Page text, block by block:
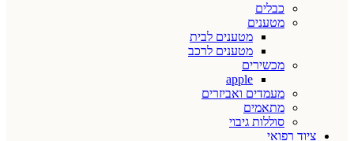
כבלים
מטענים
מטענים לבית
מטענים לרכב
מכשירים
apple
מעמדים ואביזרים
מתאמים
סוללות גיבוי
ציוד רפואי